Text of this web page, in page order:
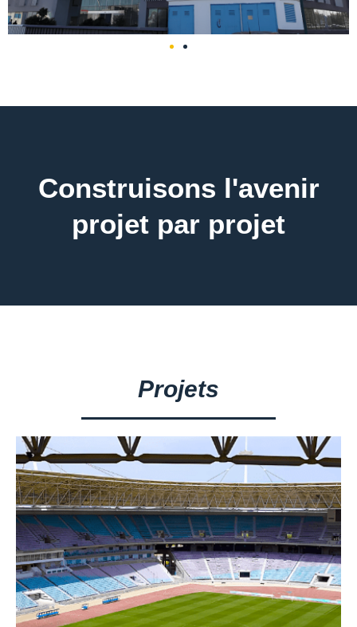
Construisons l'avenir
projet par projet
Projets